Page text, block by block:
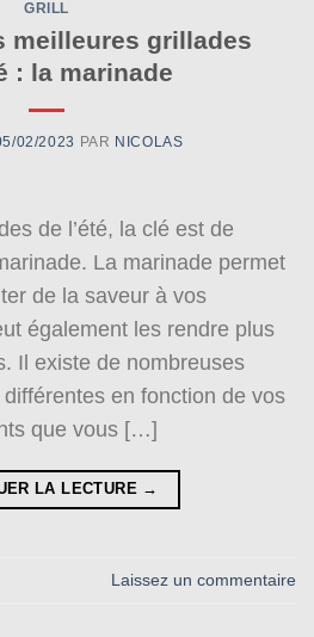
GRILL
meilleures grillades
: la marinade
02/2023 PAR NICOLAS
de l’été, la clé est de
La marinade permet
de la saveur à vos
également les rendre plus
Il existe de nombreuses
en fonction de vos
que vous […]
LA LECTURE →
Laissez un commentaire